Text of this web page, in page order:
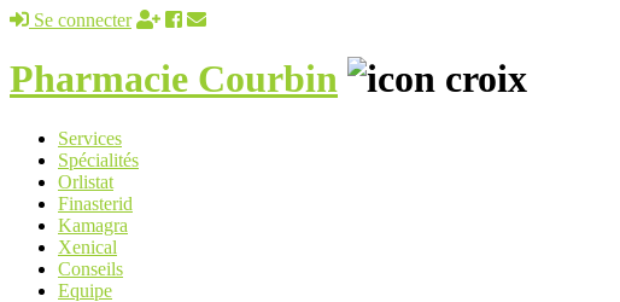
Se connecter
Pharmacie Courbin
Services
Spécialités
Orlistat
Finasterid
Kamagra
Xenical
Conseils
Equipe